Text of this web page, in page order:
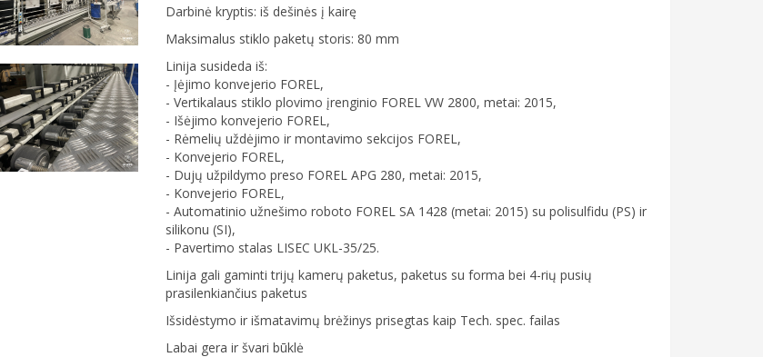
Darbinė kryptis: iš dešinės į kairę
Maksimalus stiklo paketų storis: 80 mm
Linija susideda iš:
- Įėjimo konvejerio FOREL,
- Vertikalaus stiklo plovimo įrenginio FOREL VW 2800, metai: 2015,
- Išėjimo konvejerio FOREL,
- Rėmelių uždėjimo ir montavimo sekcijos FOREL,
- Konvejerio FOREL,
- Dujų užpildymo preso FOREL APG 280, metai: 2015,
- Konvejerio FOREL,
- Automatinio užnešimo roboto FOREL SA 1428 (metai: 2015) su polisulfidu (PS) ir
silikonu (SI),
- Pavertimo stalas LISEC UKL-35/25.
Linija gali gaminti trijų kamerų paketus, paketus su forma bei 4-rių pusių
prasilenkiančius paketus
Išsidėstymo ir išmatavimų brėžinys prisegtas kaip Tech. spec. failas
Labai gera ir švari būklė